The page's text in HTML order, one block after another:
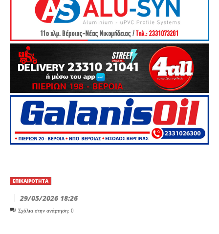
ΕΠΙΚΑΙΡΌΤΗΤΑ
29/05/2026 18:26
Σχόλια στην ανάρτηση: 0